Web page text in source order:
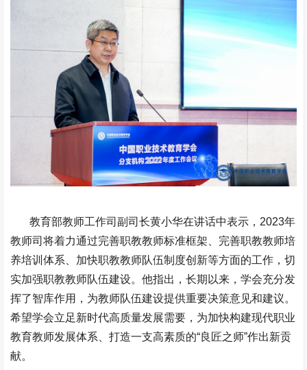
教育部教师工作司副司长黄小华在讲话中表示，2023年
教师司将着力通过完善职教教师标准框架、完善职教教师培
养培训体系、加快职教教师队伍制度创新等方面的工作，切
实加强职教教师队伍建设。他指出，长期以来，学会充分发
挥了智库作用，为教师队伍建设提供重要决策意见和建议。
希望学会立足新时代高质量发展需要，为加快构建现代职业
教育教师发展体系、打造一支高素质的“良匠之师”作出新贡
献。